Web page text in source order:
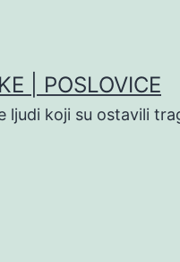
| POSLOVICE
ljudi koji su ostavili